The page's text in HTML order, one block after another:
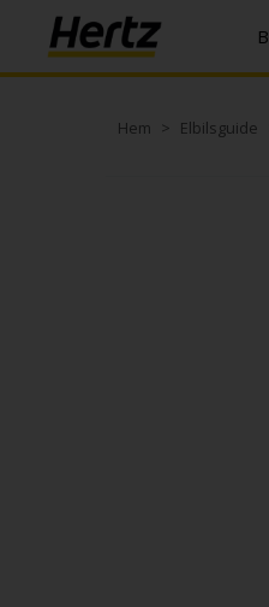
Hem Elbilsguide